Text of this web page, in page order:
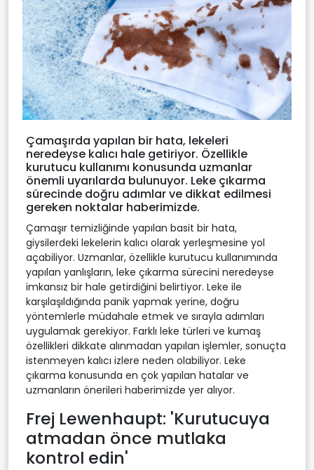
Çamaşırda yapılan bir hata, lekeleri
neredeyse kalıcı hale getiriyor. Özellikle
kurutucu kullanımı konusunda uzmanlar
önemli uyarılarda bulunuyor. Leke çıkarma
sürecinde doğru adımlar ve dikkat edilmesi
gereken noktalar haberimizde.
Çamaşır temizliğinde yapılan basit bir hata,
giysilerdeki lekelerin kalıcı olarak yerleşmesine yol
açabiliyor. Uzmanlar, özellikle kurutucu kullanımında
yapılan yanlışların, leke çıkarma sürecini neredeyse
imkansız bir hale getirdiğini belirtiyor. Leke ile
karşılaşıldığında panik yapmak yerine, doğru
yöntemlerle müdahale etmek ve sırayla adımları
uygulamak gerekiyor. Farklı leke türleri ve kumaş
özellikleri dikkate alınmadan yapılan işlemler, sonuçta
istenmeyen kalıcı izlere neden olabiliyor. Leke
çıkarma konusunda en çok yapılan hatalar ve
uzmanların önerileri haberimizde yer alıyor.
Frej Lewenhaupt: 'Kurutucuya
atmadan önce mutlaka
kontrol edin'